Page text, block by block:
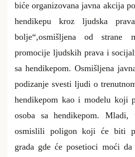
biće organizovana javna akcija
hendikepu kroz ljudska
bolje“,osmišljena od strane
promocije ljudskih prava i
sa hendikepom. Osmišljena
podizanje svesti ljudi o
hendikepom kao i modelu koji
osoba sa hendikepom. Mladi,
osmislili poligon koji će biti
grada gde će posetioci moći da